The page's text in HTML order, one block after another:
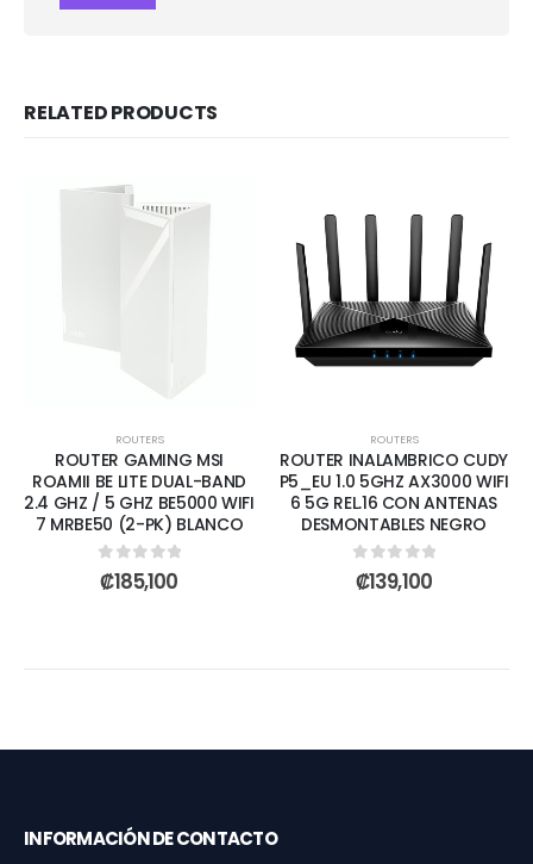
RELATED PRODUCTS
ROUTERS
ROUTER GAMING MSI
ROAMII BE LITE DUAL-BAND
2.4 GHZ / 5 GHZ BE5000 WIFI
7 MRBE50 (2-PK) BLANCO
0out of 5
₡185,100
ROUTERS
ROUTER INALAMBRICO CUDY
P5_EU 1.0 5GHZ AX3000 WIFI
6 5G REL.16 CON ANTENAS
DESMONTABLES NEGRO
0out of 5
₡139,100
INFORMACIÓN DE CONTACTO